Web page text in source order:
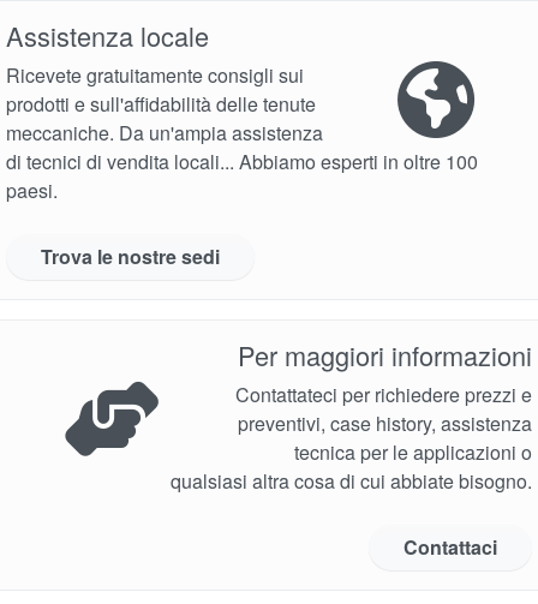
Assistenza locale
Ricevete gratuitamente consigli sui
prodotti e sull'affidabilità delle tenute
meccaniche. Da un'ampia assistenza
di tecnici di vendita locali... Abbiamo esperti in oltre 100
paesi.
Trova le nostre sedi
Per maggiori informazioni
Contattateci per richiedere prezzi e
preventivi, case history, assistenza
tecnica per le applicazioni o
qualsiasi altra cosa di cui abbiate bisogno.
Contattaci